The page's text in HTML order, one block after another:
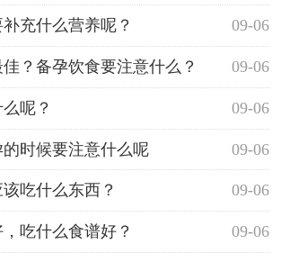
09-06
充什么营养呢？
09-06
？备孕饮食要注意什么？
09-06
呢？
09-06
时候要注意什么呢
09-06
吃什么东西？
09-06
吃什么食谱好？